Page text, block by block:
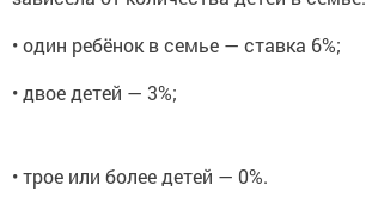
• один ребёнок в семье — ставка 6%;
• двое детей — 3%;
• трое или более детей — 0%.